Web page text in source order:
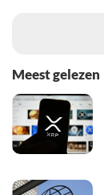
Meest gelezen